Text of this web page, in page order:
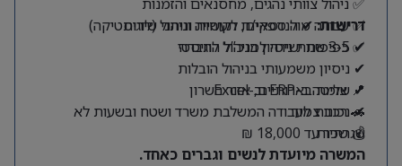
✅ עבודה מול ספקים, לקוחות ונותני שירות
✅ כפיפות ישירה למנכ”ל החברה
דרישות:✔ הנדסאי/ת תעשייה וניהול (לוגיסטיקה)
✔ 3-5 שנות ניסיון בניהול לוגיסטי
✔ ניסיון משמעותי בניהול הובלות
✔ שליטה ב-ERP וב-Excel
✔ נכונות לעבודה המשלבת משרד ושטח ובשעות לא
שגרתיות
📍 צומת בארותיים, אזור השרון
🚗 רכב צמוד
💰 שכר עד 18,000 ₪
המשרה מיועדת לנשים וגברים כאחד.